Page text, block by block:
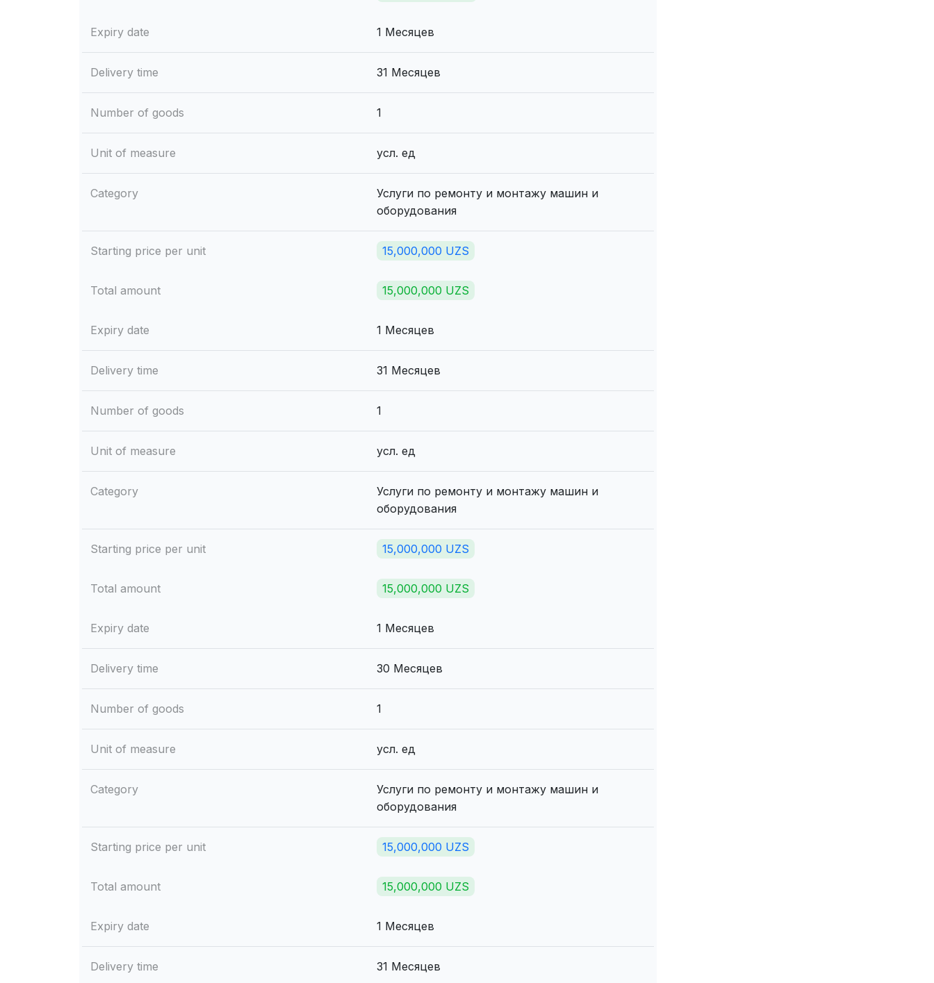
Expiry date 1 Месяцев
Delivery time 31 Месяцев
Number of goods 1
Unit of measure усл. ед
Category
Услуги по ремонту и монтажу машин и
оборудования
Starting price per unit 15,000,000 UZS
Total amount 15,000,000 UZS
Expiry date 1 Месяцев
Delivery time 31 Месяцев
Number of goods 1
Unit of measure усл. ед
Category
Услуги по ремонту и монтажу машин и
оборудования
Starting price per unit 15,000,000 UZS
Total amount 15,000,000 UZS
Expiry date 1 Месяцев
Delivery time 30 Месяцев
Number of goods 1
Unit of measure усл. ед
Category
Услуги по ремонту и монтажу машин и
оборудования
Starting price per unit 15,000,000 UZS
Total amount 15,000,000 UZS
Expiry date 1 Месяцев
Delivery time 31 Месяцев